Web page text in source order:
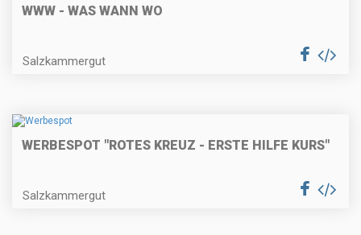
WWW - WAS WANN WO
Salzkammergut
WERBESPOT "ROTES KREUZ - ERSTE HILFE KURS"
Salzkammergut